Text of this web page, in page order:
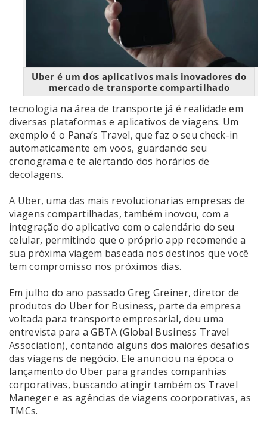
Uber é um dos aplicativos mais inovadores do
mercado de transporte compartilhado
tecnologia na área de transporte já é realidade em
diversas plataformas e aplicativos de viagens. Um
exemplo é o Pana’s Travel, que faz o seu check-in
automaticamente em voos, guardando seu
cronograma e te alertando dos horários de
decolagens.
A Uber, uma das mais revolucionarias empresas de
viagens compartilhadas, também inovou, com a
integração do aplicativo com o calendário do seu
celular, permitindo que o próprio app recomende a
sua próxima viagem baseada nos destinos que você
tem compromisso nos próximos dias.
Em julho do ano passado Greg Greiner, diretor de
produtos do Uber for Business, parte da empresa
voltada para transporte empresarial, deu uma
entrevista para a GBTA (Global Business Travel
Association), contando alguns dos maiores desafios
das viagens de negócio. Ele anunciou na época o
lançamento do Uber para grandes companhias
corporativas, buscando atingir também os Travel
Maneger e as agências de viagens coorporativas, as
TMCs.